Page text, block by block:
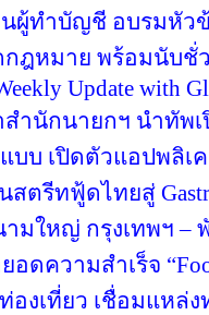
ทำบัญชี อบรมหัวข้
ฎหมาย พร้อมนับชั่ว
Update with
ำนักนายกฯ นำทัพเปิ
บบ เปิดตัวแอปพลิเค
ตรีทฟู้ดไทยสู่
มใหญ่ กรุงเทพฯ –
ดความสำเร็จ
งเที่ยว เชื่อมแหล่ง